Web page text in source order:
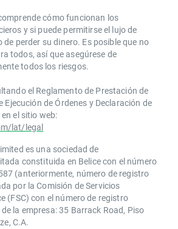
cómo funcionan los
y si puede permitirse el lujo de
perder su dinero. Es posible que no
todos, así que asegúrese de
todos los riesgos.
el Reglamento de Prestación de
Ejecución de Órdenes y Declaración de
el sitio web:
lat/legal
es una sociedad de
constituida en Belice con el número
(anteriormente, número de registro
por la Comisión de Servicios
(FSC) con el número de registro
la empresa: 35 Barrack Road, Piso
C.A.